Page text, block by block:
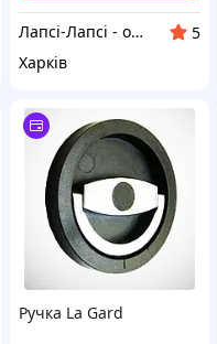
Лапсі-Лапсі - одяг для ляльок Baby Born, Barbie, Paola Reina, Chi Chi Love
5
Харків
Ручка La Gard